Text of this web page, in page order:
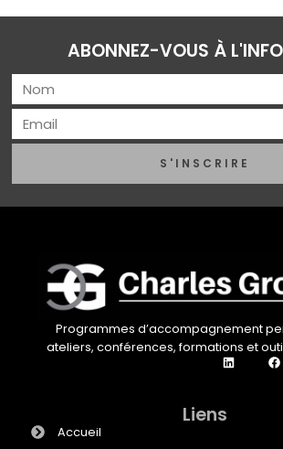
ABONNEZ-VOUS À
S'INSCRIRE
Programmes d’accompagnement
ateliers, conférences, formations et
Liens
Accueil